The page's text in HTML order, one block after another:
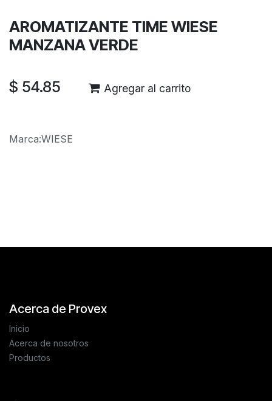
AROMATIZANTE TIME WIESE
MANZANA VERDE
$ 54.85 Agregar al carrito
Marca:WIESE
Acerca de Provex
Inicio
Acerca de nosotros
Productos